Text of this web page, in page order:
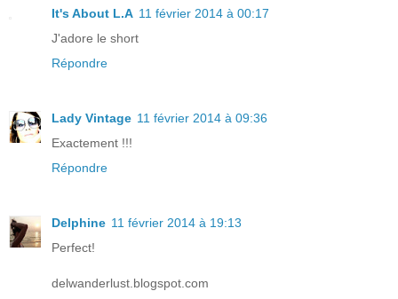
It's About L.A 11 février 2014 à 00:17
J'adore le short
Répondre
Lady Vintage 11 février 2014 à 09:36
Exactement !!!
Répondre
Delphine 11 février 2014 à 19:13
Perfect!
delwanderlust.blogspot.com